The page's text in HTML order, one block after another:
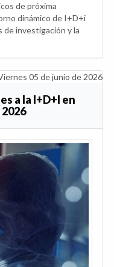
de próxima
dinámico de I+D+i
investigación y la
05 de junio de 2026
a la I+D+I en